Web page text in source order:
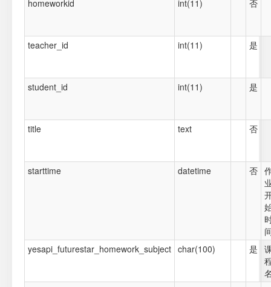
homeworkid
int(11) 否
teacher_id int(11) 是
student_id int(11) 是
title text 否
starttime datetime 否
yesapi_futurestar_homework_subject char(100) 是